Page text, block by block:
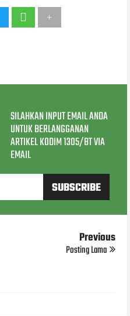
SILAHKAN INPUT EMAIL ANDA
UNTUK BERLANGGANAN
ARTIKEL KODIM 1305/BT VIA
EMAIL
Previous
Posting Lama